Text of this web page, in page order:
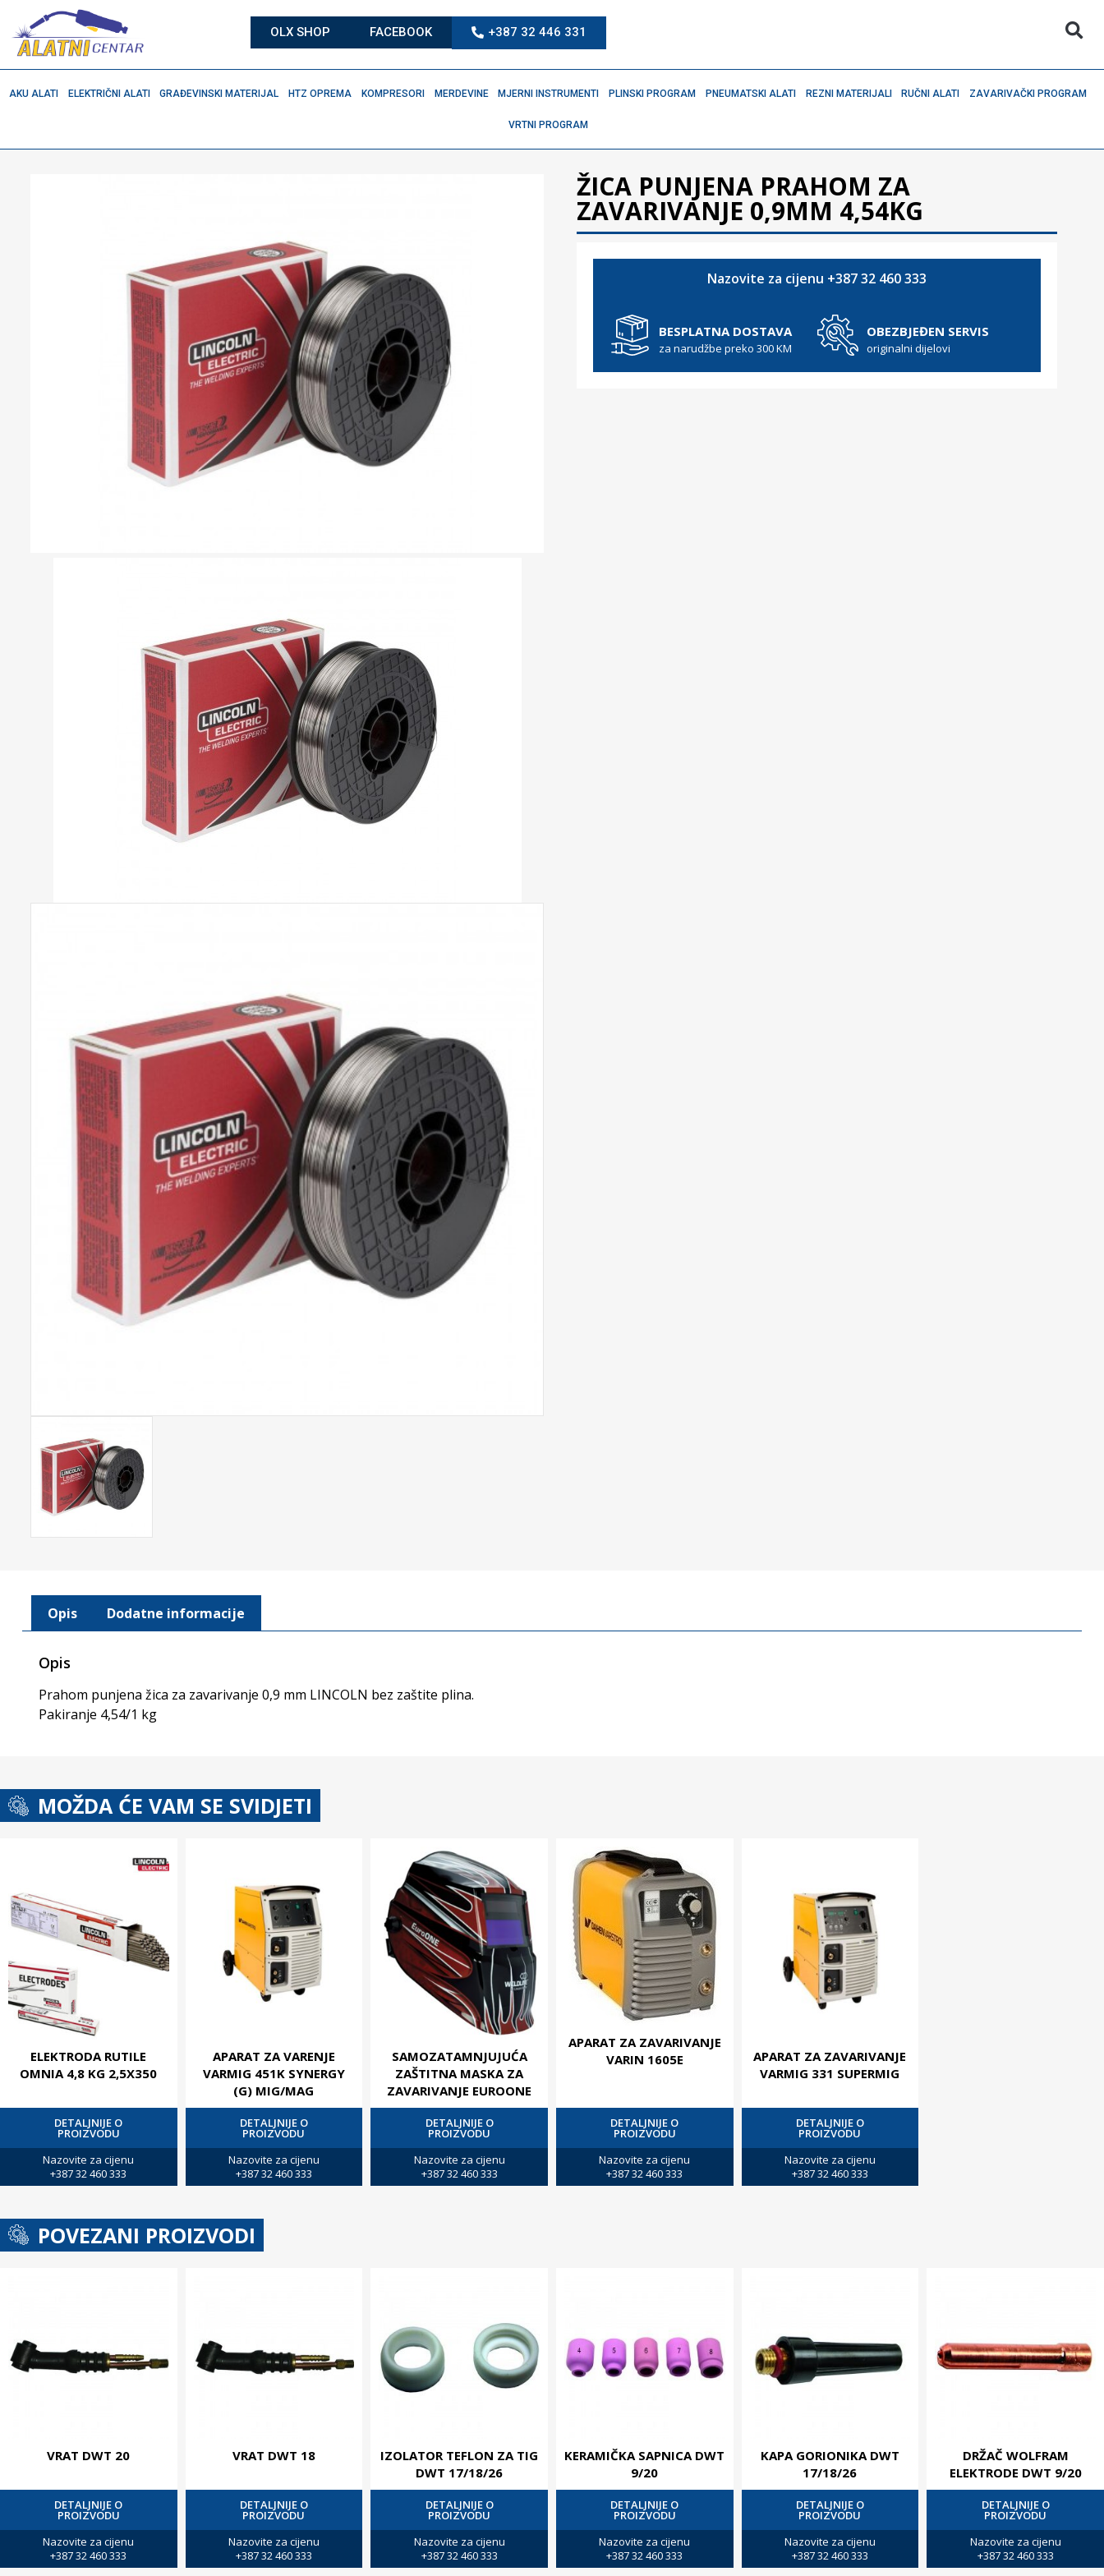
OLX SHOP FACEBOOK +387 32 446 331
AKU ALATI ELEKTRIČNI ALATI GRAĐEVINSKI MATERIJAL HTZ OPREMA KOMPRESORI MERDEVINE MJERNI INSTRUMENTI PLINSKI PROGRAM PNEUMATSKI ALATI REZNI MATERIJALI RUČNI ALATI ZAVARIVAČKI PROGRAM
VRTNI PROGRAM
ŽICA PUNJENA PRAHOM ZA
ZAVARIVANJE 0,9MM 4,54KG
Nazovite za cijenu +387 32 460 333
BESPLATNA DOSTAVA
za narudžbe preko 300 KM
OBEZBJEĐEN SERVIS
originalni dijelovi
Opis Dodatne informacije
Opis
Prahom punjena žica za zavarivanje 0,9 mm LINCOLN bez zaštite plina.
Pakiranje 4,54/1 kg
MOŽDA ĆE VAM SE SVIDJETI
ELEKTRODA RUTILE
OMNIA 4,8 KG 2,5X350
DETALJNIJE O
PROIZVODU
Nazovite za cijenu
+387 32 460 333
APARAT ZA VARENJE
VARMIG 451K SYNERGY
(G) MIG/MAG
DETALJNIJE O
PROIZVODU
Nazovite za cijenu
+387 32 460 333
SAMOZATAMNJUJUĆA
ZAŠTITNA MASKA ZA
ZAVARIVANJE EUROONE
DETALJNIJE O
PROIZVODU
Nazovite za cijenu
+387 32 460 333
APARAT ZA ZAVARIVANJE
VARIN 1605E
DETALJNIJE O
PROIZVODU
Nazovite za cijenu
+387 32 460 333
APARAT ZA ZAVARIVANJE
VARMIG 331 SUPERMIG
DETALJNIJE O
PROIZVODU
Nazovite za cijenu
+387 32 460 333
POVEZANI PROIZVODI
VRAT DWT 20
DETALJNIJE O
PROIZVODU
Nazovite za cijenu
+387 32 460 333
VRAT DWT 18
DETALJNIJE O
PROIZVODU
Nazovite za cijenu
+387 32 460 333
IZOLATOR TEFLON ZA TIG
DWT 17/18/26
DETALJNIJE O
PROIZVODU
Nazovite za cijenu
+387 32 460 333
KERAMIČKA SAPNICA DWT
9/20
DETALJNIJE O
PROIZVODU
Nazovite za cijenu
+387 32 460 333
KAPA GORIONIKA DWT
17/18/26
DETALJNIJE O
PROIZVODU
Nazovite za cijenu
+387 32 460 333
DRŽAČ WOLFRAM
ELEKTRODE DWT 9/20
DETALJNIJE O
PROIZVODU
Nazovite za cijenu
+387 32 460 333